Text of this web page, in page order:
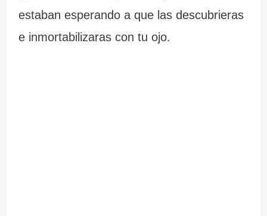
estaban esperando a que las descubrieras
e inmortabilizaras con tu ojo.